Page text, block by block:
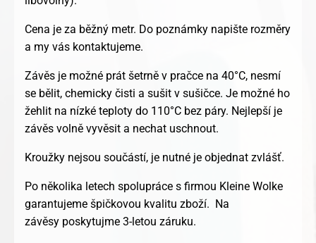
Cena je za běžný metr. Do poznámky napište rozměry
a my vás kontaktujeme.
Závěs je možné prát šetrně v pračce na 40°C, nesmí
se bělit, chemicky čisti a sušit v sušičce. Je možné ho
žehlit na nízké teploty do 110°C bez páry. Nejlepší je
závěs volně vyvěsit a nechat uschnout.
Kroužky nejsou součástí, je nutné je objednat zvlášť.
Po několika letech spolupráce s firmou Kleine Wolke
garantujeme špičkovou kvalitu zboží. Na
závěsy poskytujme 3-letou záruku.